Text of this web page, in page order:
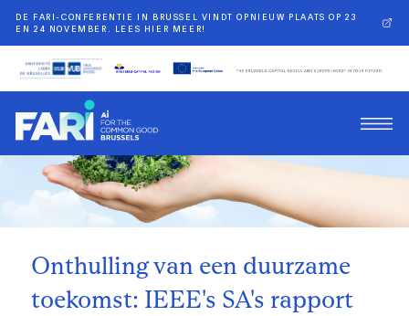
DE FARI-CONFERENTIE IN BRUSSEL VINDT OPNIEUW PLAATS OP 23
EN 24 NOVEMBER. LEES HIER MEER!
Terug
Onthulling van een duurzame
toekomst: IEEE's SA's rapport